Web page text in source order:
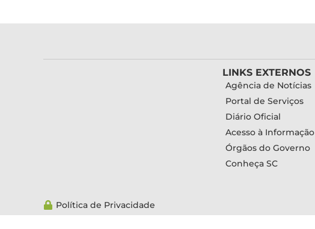
LINKS EXTERNOS
Agência de Notícias
Portal de Serviços
Diário Oficial
Acesso à Informação
Órgãos do Governo
Conheça SC
Política de Privacidade